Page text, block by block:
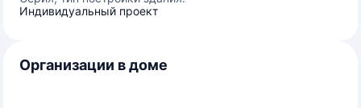
Индивидуальный проект
Организации в доме